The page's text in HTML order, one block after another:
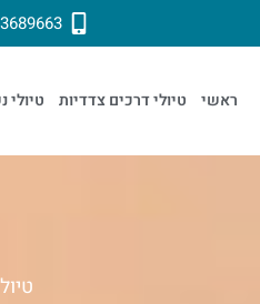
ראשי טיולי דרכים צדדיות טיולי